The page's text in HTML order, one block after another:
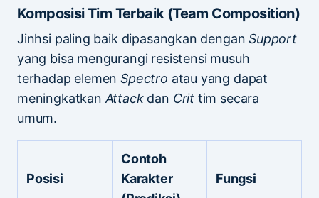
Komposisi Tim Terbaik (Team Composition)
Jinhsi paling baik dipasangkan denganSupport
yang bisa mengurangi resistensi musuh
terhadap elemenSpectro atau yang dapat
meningkatkan Attackdan Crittim secara
umum.
Posisi
Contoh
Karakter
Fungsi